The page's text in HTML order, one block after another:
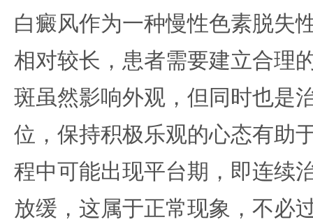
白癜风作为一种慢性色素脱失
相对较长，患者需要建立合理
斑虽然影响外观，但同时也是
位，保持积极乐观的心态有助
程中可能出现平台期，即连续
放缓，这属于正常现象，不必